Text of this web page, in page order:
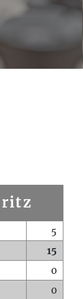
5
15
0
0